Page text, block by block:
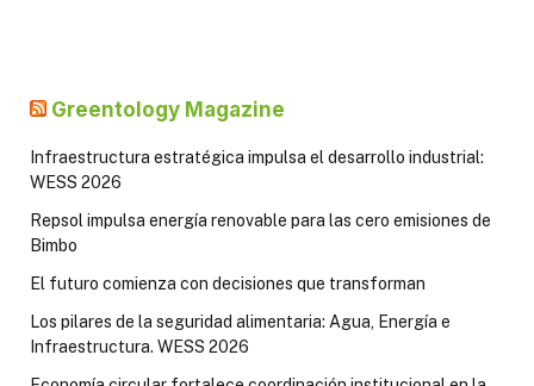
Greentology Magazine
Infraestructura estratégica impulsa el desarrollo industrial:
WESS 2026
Repsol impulsa energía renovable para las cero emisiones de
Bimbo
El futuro comienza con decisiones que transforman
Los pilares de la seguridad alimentaria: Agua, Energía e
Infraestructura. WESS 2026